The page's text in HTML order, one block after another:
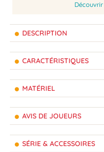
DESCRIPTION
CARACTÉRISTIQUES
MATÉRIEL
AVIS DE JOUEURS
SÉRIE & ACCESSOIRES